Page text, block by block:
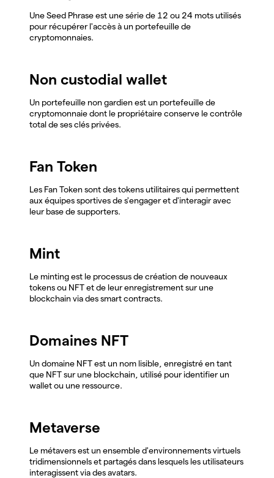
Une Seed Phrase est une série de 12 ou 24 mots utilisés
pour récupérer l'accès à un portefeuille de
cryptomonnaies.
Non custodial wallet
Un portefeuille non gardien est un portefeuille de
cryptomonnaie dont le propriétaire conserve le contrôle
total de ses clés privées.
Fan Token
Les Fan Token sont des tokens utilitaires qui permettent
aux équipes sportives de s'engager et d'interagir avec
leur base de supporters.
Mint
Le minting est le processus de création de nouveaux
tokens ou NFT et de leur enregistrement sur une
blockchain via des smart contracts.
Domaines NFT
Un domaine NFT est un nom lisible, enregistré en tant
que NFT sur une blockchain, utilisé pour identifier un
wallet ou une ressource.
Metaverse
Le métavers est un ensemble d'environnements virtuels
tridimensionnels et partagés dans lesquels les utilisateurs
interagissent via des avatars.